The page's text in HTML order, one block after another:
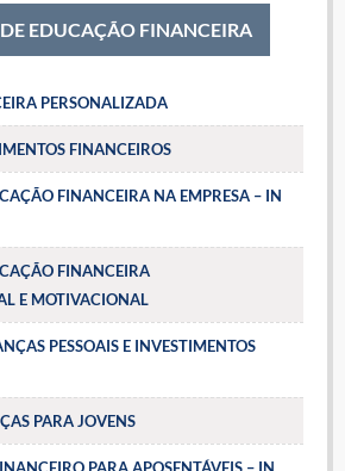
EDUCAÇÃO FINANCEIRA
PERSONALIZADA
FINANCEIROS
FINANCEIRA NA EMPRESA – IN
FINANCEIRA
E MOTIVACIONAL
PESSOAIS E INVESTIMENTOS
PARA JOVENS